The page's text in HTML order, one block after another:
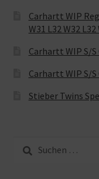
Carhartt WIP
W31 L32 W32 L32
Carhartt WIP S/S
Carhartt WIP S/S
Stieber Twins
Suche
nach: